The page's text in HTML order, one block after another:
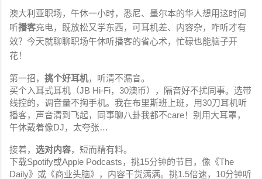
澳大利亚职场，午休一小时，悉尼、墨尔本的华人想用这时间
听播客充电，既放松又学东西，可耳机差、内容杂，咋听才有
效？今天就聊聊职场午休听播客的省心术，忙碌也能脑子开
花！
第一招， 挑个好耳机，听清不漏音。
买个入耳式耳机（JB Hi-Fi，30澳币），隔音好不扰同事。选带
线控的，调音量不掏手机。我在布里斯班上班，用30刀耳机听
播客，声音清到飞起，同事聊八卦我都不care！别用大耳罩，
午休戴着像DJ，太夸张…
接着， 选对内容，短而精有料。
下载Spotify或Apple Podcasts，挑15分钟的节目，像《The
Daily》或《商业头脑》，内容干货满满。挑1.5倍速，10分钟听